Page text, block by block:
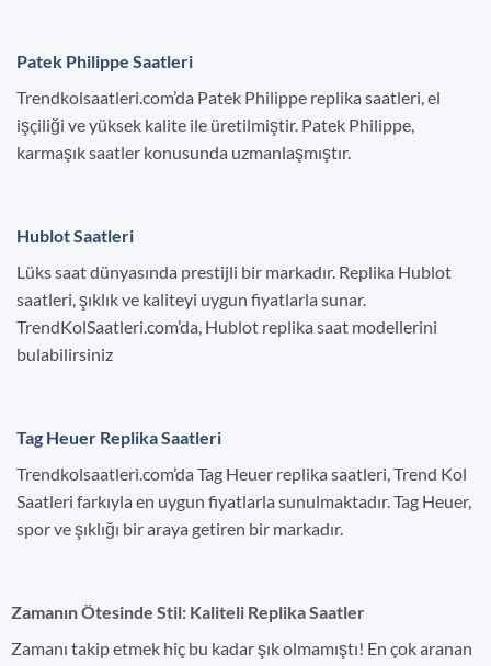
Patek Philippe Saatleri
Trendkolsaatleri.com’da Patek Philippe replika saatleri, el
işçiliği ve yüksek kalite ile üretilmiştir. Patek Philippe,
karmaşık saatler konusunda uzmanlaşmıştır.
Hublot Saatleri
Lüks saat dünyasında prestijli bir markadır. Replika Hublot
saatleri, şıklık ve kaliteyi uygun fiyatlarla sunar.
TrendKolSaatleri.com’da, Hublot replika saat modellerini
bulabilirsiniz
Tag Heuer Replika Saatleri
Trendkolsaatleri.com’da Tag Heuer replika saatleri, Trend Kol
Saatleri farkıyla en uygun fiyatlarla sunulmaktadır. Tag Heuer,
spor ve şıklığı bir araya getiren bir markadır.
Zamanın Ötesinde Stil: Kaliteli Replika Saatler
Zamanı takip etmek hiç bu kadar şık olmamıştı! En çok aranan